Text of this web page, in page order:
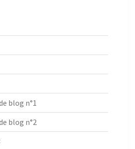
blog n°1
blog n°2